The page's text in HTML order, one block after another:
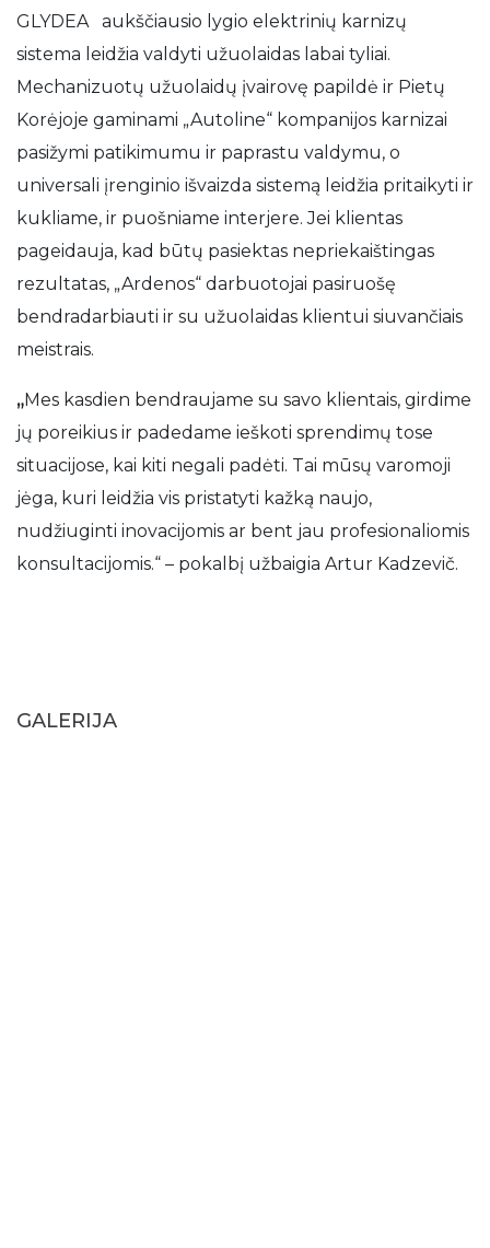
GLYDEA aukščiausio lygio elektrinių karnizų
sistema leidžia valdyti užuolaidas labai tyliai.
Mechanizuotų užuolaidų įvairovę papildė ir Pietų
Korėjoje gaminami „Autoline“ kompanijos karnizai
pasižymi patikimumu ir paprastu valdymu, o
universali įrenginio išvaizda sistemą leidžia pritaikyti ir
kukliame, ir puošniame interjere. Jei klientas
pageidauja, kad būtų pasiektas nepriekaištingas
rezultatas, „Ardenos“ darbuotojai pasiruošę
bendradarbiauti ir su užuolaidas klientui siuvančiais
meistrais.
„Mes kasdien bendraujame su savo klientais, girdime
jų poreikius ir padedame ieškoti sprendimų tose
situacijose, kai kiti negali padėti. Tai mūsų varomoji
jėga, kuri leidžia vis pristatyti kažką naujo,
nudžiuginti inovacijomis ar bent jau profesionaliomis
konsultacijomis.“ – pokalbį užbaigia Artur Kadzevič.
GALERIJA